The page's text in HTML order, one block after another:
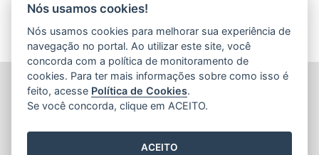
SECRETARIA DE ECONOMIA E PLANEJAMENTO (SEP)
Av.Nossa Senhora da Penha 1590, Ed.Petrovix 6º andar -
Barro Vermelho
Nós usamos cookies!
Nós usamos cookies para melhorar sua experiência de
navegação no portal. Ao utilizar este site, você
concorda com a política de monitoramento de
cookies. Para ter mais informações sobre como isso é
feito, acesse Política de Cookies.
Se você concorda, clique em ACEITO.
ACEITO